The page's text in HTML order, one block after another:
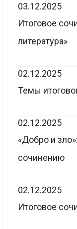
03.12.2025
Итоговое
литература»
02.12.2025
Темы
02.12.2025
«Добро и
сочинению
02.12.2025
Итоговое